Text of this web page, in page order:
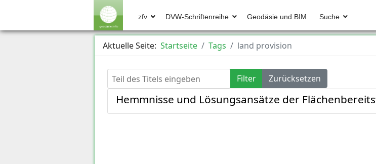
zfv DVW-Schriftenreihe Geodäsie und BIM Suche
Aktuelle Seite: Startseite Tags land provision
Teil des Titels eingeben Filter Zurücksetzen
Hemmnisse und Lösungsansätze der